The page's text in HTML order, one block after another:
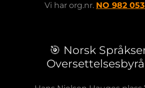
Vi har org.nr. NO 982 053
🎯 Norsk